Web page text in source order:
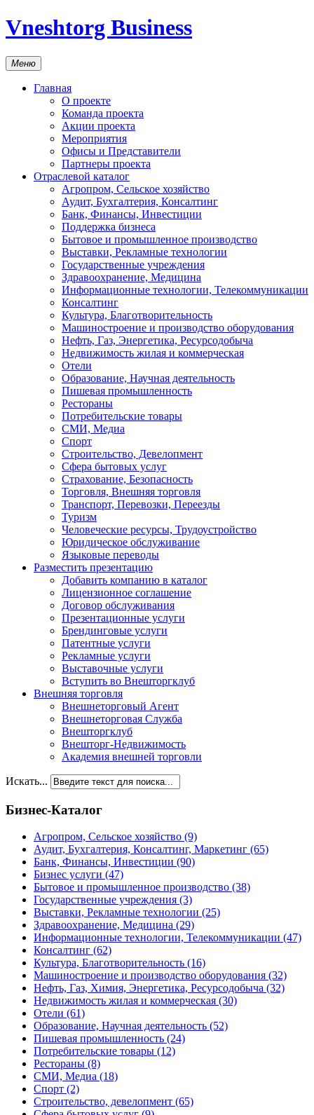
Vneshtorg Business
Меню
Главная
О проекте
Команда проекта
Акции проекта
Мероприятия
Офисы и Представители
Партнеры проекта
Отраслевой каталог
Агропром, Сельское хозяйство
Аудит, Бухгалтерия, Консалтинг
Банк, Финансы, Инвестиции
Поддержка бизнеса
Бытовое и промышленное производство
Выставки, Рекламные технологии
Государственные учреждения
Здравоохранение, Медицина
Информационные технологии, Телекоммуникации
Консалтинг
Культура, Благотворительность
Машиностроение и производство оборудования
Нефть, Газ, Энергетика, Ресурсодобыча
Недвижимость жилая и коммерческая
Отели
Образование, Научная деятельность
Пишевая промышленность
Рестораны
Потребительские товары
СМИ, Медиа
Спорт
Строительство, Девелопмент
Сфера бытовых услуг
Страхование, Безопасность
Торговля, Внешняя торговля
Транспорт, Перевозки, Переезды
Туризм
Человеческие ресурсы, Трудоустройство
Юридическое обслуживание
Языковые переводы
Разместить презентацию
Добавить компанию в каталог
Лицензионное соглашение
Договор обслуживания
Презентационные услуги
Брендинговые услуги
Патентные услуги
Рекламные услуги
Выставочные услуги
Вступить во Внешторгклуб
Внешняя торговля
Внешнеторговый Агент
Внешнеторговая Служба
Внешторгклуб
Внешторг-Недвижимость
Академия внешней торговли
Искать...
Бизнес-Каталог
Агропром, Сельское хозяйство (9)
Аудит, Бухгалтерия, Консалтинг, Маркетинг (65)
Банк, Финансы, Инвестиции (90)
Бизнес услуги (47)
Бытовое и промышленное производство (38)
Государственные учреждения (3)
Выставки, Рекламные технологии (25)
Здравоохранение, Медицина (29)
Информационные технологии, Телекоммуникации (47)
Консалтинг (62)
Культура, Благотворительность (16)
Машиностроение и производство оборудования (32)
Нефть, Газ, Химия, Энергетика, Ресурсодобыча (32)
Недвижимость жилая и коммерческая (30)
Отели (61)
Образование, Научная деятельность (52)
Пишевая промышленность (24)
Потребительские товары (12)
Рестораны (8)
СМИ, Медиа (18)
Спорт (2)
Строительство, девелопмент (65)